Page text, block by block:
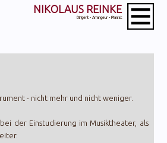
NIKOLAUS REINKE
Dirigent - Arrangeur - Pianist
- nicht mehr und nicht weniger.
der Einstudierung im Musiktheater, als